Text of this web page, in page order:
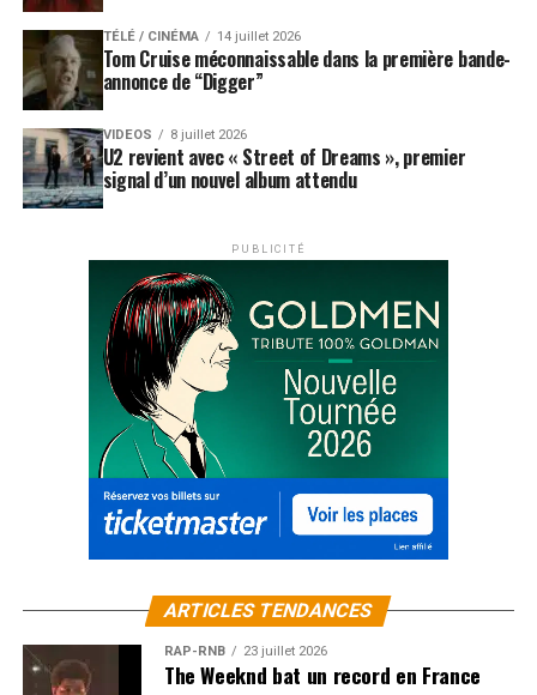
TÉLÉ / CINÉMA 14 juillet 2026
Tom Cruise méconnaissable dans la première bande-
annonce de “Digger”
VIDEOS 8 juillet 2026
U2 revient avec « Street of Dreams », premier
signal d’un nouvel album attendu
PUBLICITÉ
ARTICLES TENDANCES
RAP-RNB 23 juillet 2026
The Weeknd bat un record en France